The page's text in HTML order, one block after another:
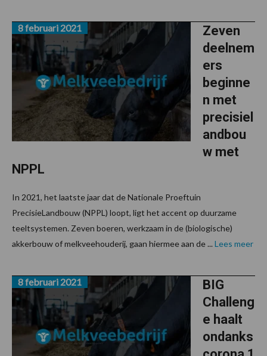
Zeven
deelnem
ers
beginne
n met
precisiel
andbou
w met
NPPL
8 februari 2021
In 2021, het laatste jaar dat de Nationale Proeftuin
PrecisieLandbouw (NPPL) loopt, ligt het accent op duurzame
teeltsystemen. Zeven boeren, werkzaam in de (biologische)
akkerbouw of melkveehouderij, gaan hiermee aan de ... Lees meer
BIG
Challeng
e haalt
ondanks
8 februari 2021